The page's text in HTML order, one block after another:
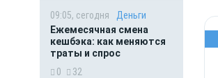
09:05, сегодня
Деньги
Ежемесячная смена
кешбэка: как меняются
траты и спрос
0
32